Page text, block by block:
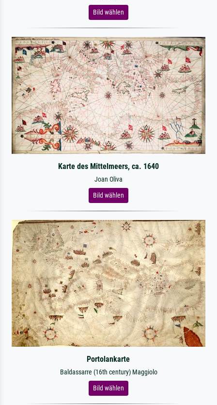
Bild wählen
Karte des Mittelmeers, ca. 1640
Joan Oliva
Bild wählen
Portolankarte
Baldassarre (16th century) Maggiolo
Bild wählen